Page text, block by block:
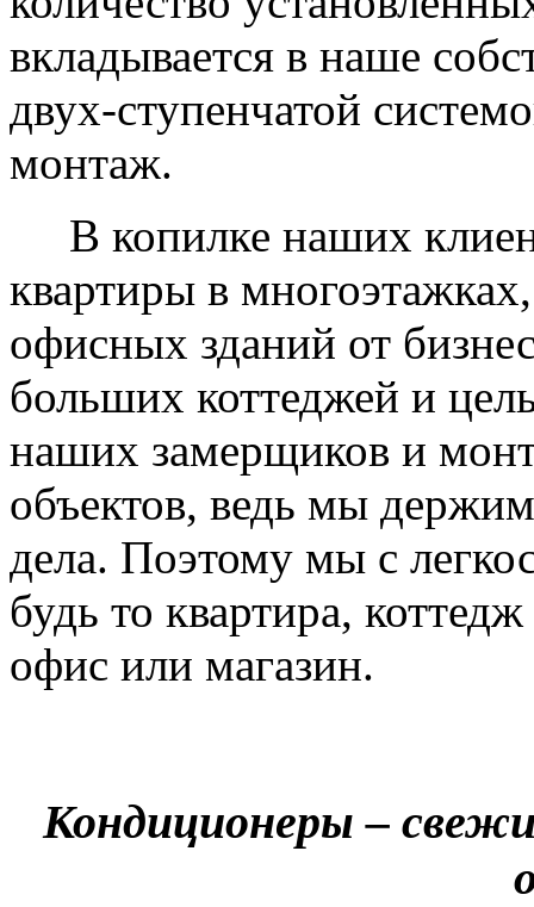
вкладывается в наше
двух-ступенчатой
монтаж.
В копилке наших
квартиры в
офисных зданий от
больших коттеджей и
наших замерщиков и
объектов, ведь мы
дела. Поэтому мы с
будь то квартира,
офис или магазин.
Кондиционеры –